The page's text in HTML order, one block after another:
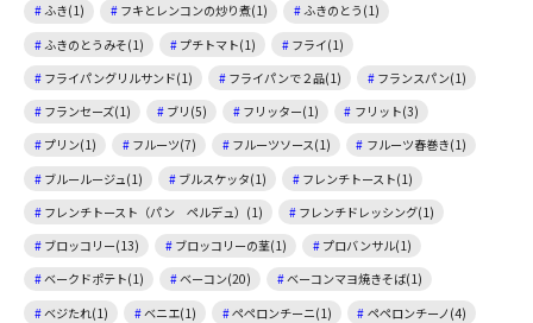
ふき(1)
フキとレンコンの炒り煮(1)
ふきのとう(1)
ふきのとうみそ(1)
プチトマト(1)
フライ(1)
フライパングリルサンド(1)
フライパンで２品(1)
フランスパン(1)
フランセーズ(1)
ブリ(5) フリッター(1)
フリット(3)
プリン(1)
フルーツ(7) フルーツソース(1)
フルーツ春巻き(1)
ブルールージュ(1)
ブルスケッタ(1)
フレンチトースト(1)
フレンチトースト（パン ペルデュ）(1)
フレンチドレッシング(1)
ブロッコリー(13)
ブロッコリーの茎(1)
プロバンサル(1)
ベークドポテト(1)
ベーコン(20)
ベーコンマヨ焼きそば(1)
ベジたれ(1)
ベニエ(1) ペペロンチーニ(1)
ペペロンチーノ(4)